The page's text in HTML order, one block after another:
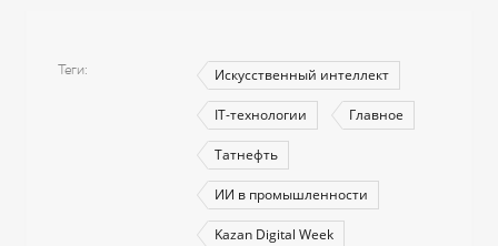
Теги Искусственный интеллект
IT-технологии Главное
Татнефть
ИИ в промышленности
Kazan Digital Week